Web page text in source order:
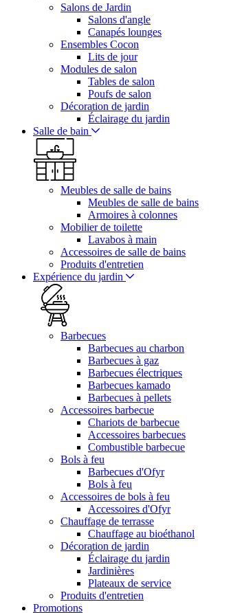
Salons de Jardin
Salons d'angle
Canapés lounges
Ensembles Cocon
Lits de jour
Modules de salon
Tables de salon
Poufs de salon
Décoration de jardin
Éclairage du jardin
Salle de bain
Meubles de salle de bains
Meubles de salle de bains
Armoires à colonnes
Mobilier de toilette
Lavabos à main
Accessoires de salle de bains
Produits d'entretien
Expérience du jardin
Barbecues
Barbecues au charbon
Barbecues à gaz
Barbecues électriques
Barbecues kamado
Barbecues à pellets
Accessoires barbecue
Chariots de barbecue
Accessoires barbecues
Combustible barbecue
Bols à feu
Barbecues d'Ofyr
Bols à feu
Accessoires de bols à feu
Accessoires d'Ofyr
Chauffage de terrasse
Chauffage au bioéthanol
Décoration de jardin
Éclairage du jardin
Jardinières
Plateaux de service
Produits d'entretien
Promotions